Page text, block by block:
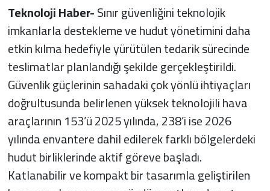
Teknoloji Haber-Sınır güvenliğini teknolojik
imkanlarla destekleme ve hudut yönetimini daha
etkin kılma hedefiyle yürütülen tedarik sürecinde
teslimatlar planlandığı şekilde gerçekleştirildi.
Güvenlik güçlerinin sahadaki çok yönlü ihtiyaçları
doğrultusunda belirlenen yüksek teknolojili hava
araçlarının 153’ü 2025 yılında, 238’i ise 2026
yılında envantere dahil edilerek farklı bölgelerdeki
hudut birliklerinde aktif göreve başladı.
Katlanabilir ve kompakt bir tasarımla geliştirilen